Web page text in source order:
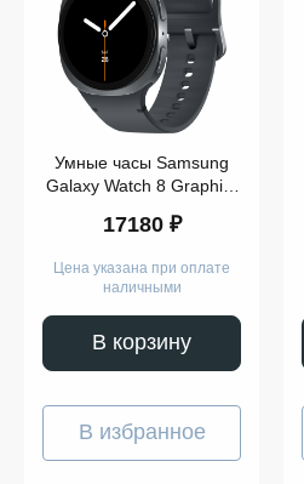
Умные часы Samsung
Galaxy Watch 8 Graphite
17180 ₽
Цена указана при оплате
наличными
В корзину
В избранное